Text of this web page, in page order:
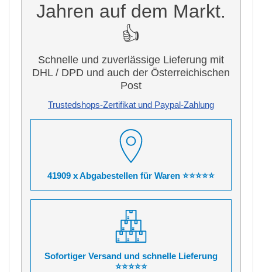
Jahren auf dem Markt.
👍
Schnelle und zuverlässige Lieferung mit
DHL / DPD und auch der Österreichischen
Post
Trustedshops-Zertifikat und Paypal-Zahlung
41909 x Abgabestellen für Waren ⭐⭐⭐⭐⭐
Sofortiger Versand und schnelle Lieferung
⭐⭐⭐⭐⭐